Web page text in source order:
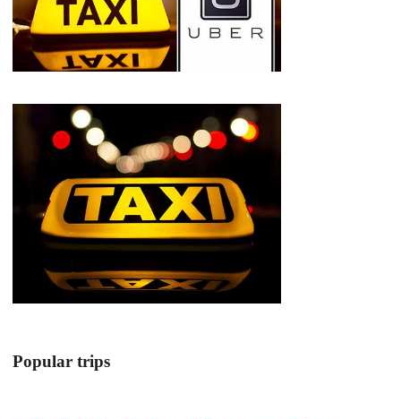
Popular trips